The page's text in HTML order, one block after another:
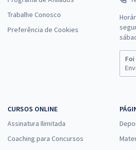
Trabalhe Conosco
Preferência de Cookies
CURSOS ONLINE
Assinatura Ilimitada
Coaching para Concursos